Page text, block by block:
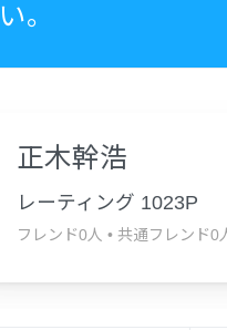
い。
正木幹浩
レーティング 1023P
フレンド0人 • 共通フレンド0